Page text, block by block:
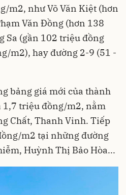
m2, như Võ Văn Kiệt (hơn
Văn Đồng (hơn 138
Sa (gần 102 triệu đồng
m2), hay đường 2-9 (51 -
bảng giá mới của thành
1,7 triệu đồng/m2, nằm
Chất, Thanh Vinh. Tiếp
m2 tại những đường
Huỳnh Thị Bảo Hòa...